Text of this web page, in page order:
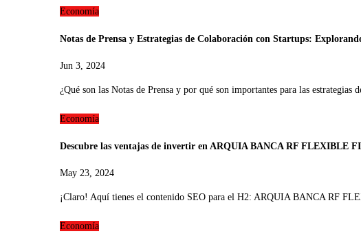
Economía
Notas de Prensa y Estrategias de Colaboración con Startups:
Jun 3, 2024
¿Qué son las Notas de Prensa y por qué son importantes para las
Economía
Descubre las ventajas de invertir en ARQUIA BANCA RF FLEXIBLE
May 23, 2024
¡Claro! Aquí tienes el contenido SEO para el H2: ARQUIA BANCA RF
Economía